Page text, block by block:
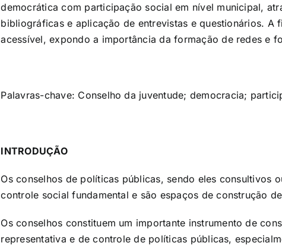
democrática com participação social em nível municipal,
bibliográficas e aplicação de entrevistas e questionários. A
acessível, expondo a importância da formação de redes e
Palavras-chave: Conselho da juventude; democracia;
INTRODUÇÃO
Os conselhos de políticas públicas, sendo eles consultivos
controle social fundamental e são espaços de construção
Os conselhos constituem um importante instrumento de
representativa e de controle de políticas públicas,